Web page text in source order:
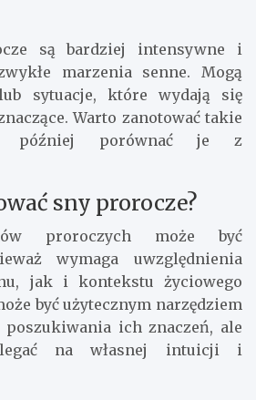
są bardziej intensywne i
marzenia senne. Mogą
sytuacje, które wydają się
Warto zanotować takie
później porównać je z
sny prorocze?
proroczych może być
wymaga uwzględnienia
jak i kontekstu życiowego
być użytecznym narzędziem
ich znaczeń, ale
na własnej intuicji i